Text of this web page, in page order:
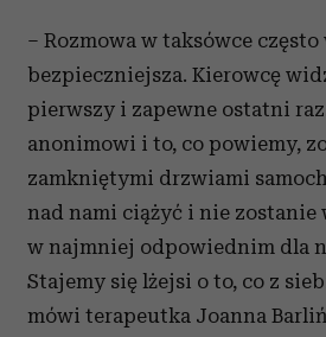
– Rozmowa w taksówce
bezpieczniejsza. Kierowcę
pierwszy i zapewne ostatni
anonimowi i to, co powiemy,
zamkniętymi drzwiami
nad nami ciążyć i nie
w najmniej odpowiednim dla
Stajemy się lżejsi o to, co z
mówi terapeutka Joanna